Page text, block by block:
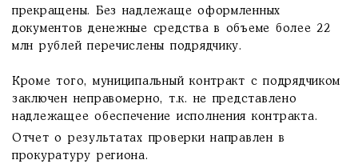
прекращены. Без надлежаще оформленных
документов денежные средства в объеме более 22
млн рублей перечислены подрядчику.
Кроме того, муниципальный контракт с подрядчиком
заключен неправомерно, т.к. не представлено
надлежащее обеспечение исполнения контракта.
Отчет о результатах проверки направлен в
прокуратуру региона.